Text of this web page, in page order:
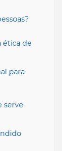
ética de
para
serve